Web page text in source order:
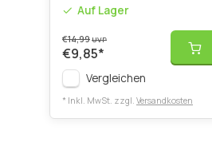
Auf Lager
€14,99UVP
€9,85*
Vergleichen
* Inkl. MwSt. zzgl. Versandkosten